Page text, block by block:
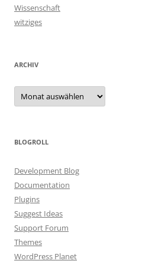
Wissenschaft
witziges
ARCHIV
Archiv
BLOGROLL
Development Blog
Documentation
Plugins
Suggest Ideas
Support Forum
Themes
WordPress Planet